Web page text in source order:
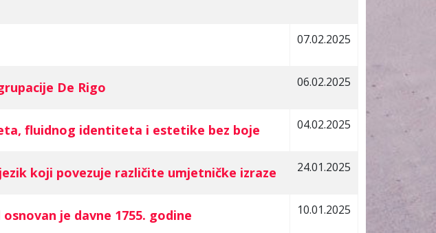
07.02.2025
De Rigo 06.02.2025
fluidnog identiteta i estetike bez boje 04.02.2025
jezik koji povezuje različite umjetničke izraze 24.01.2025
je davne 1755. godine 10.01.2025